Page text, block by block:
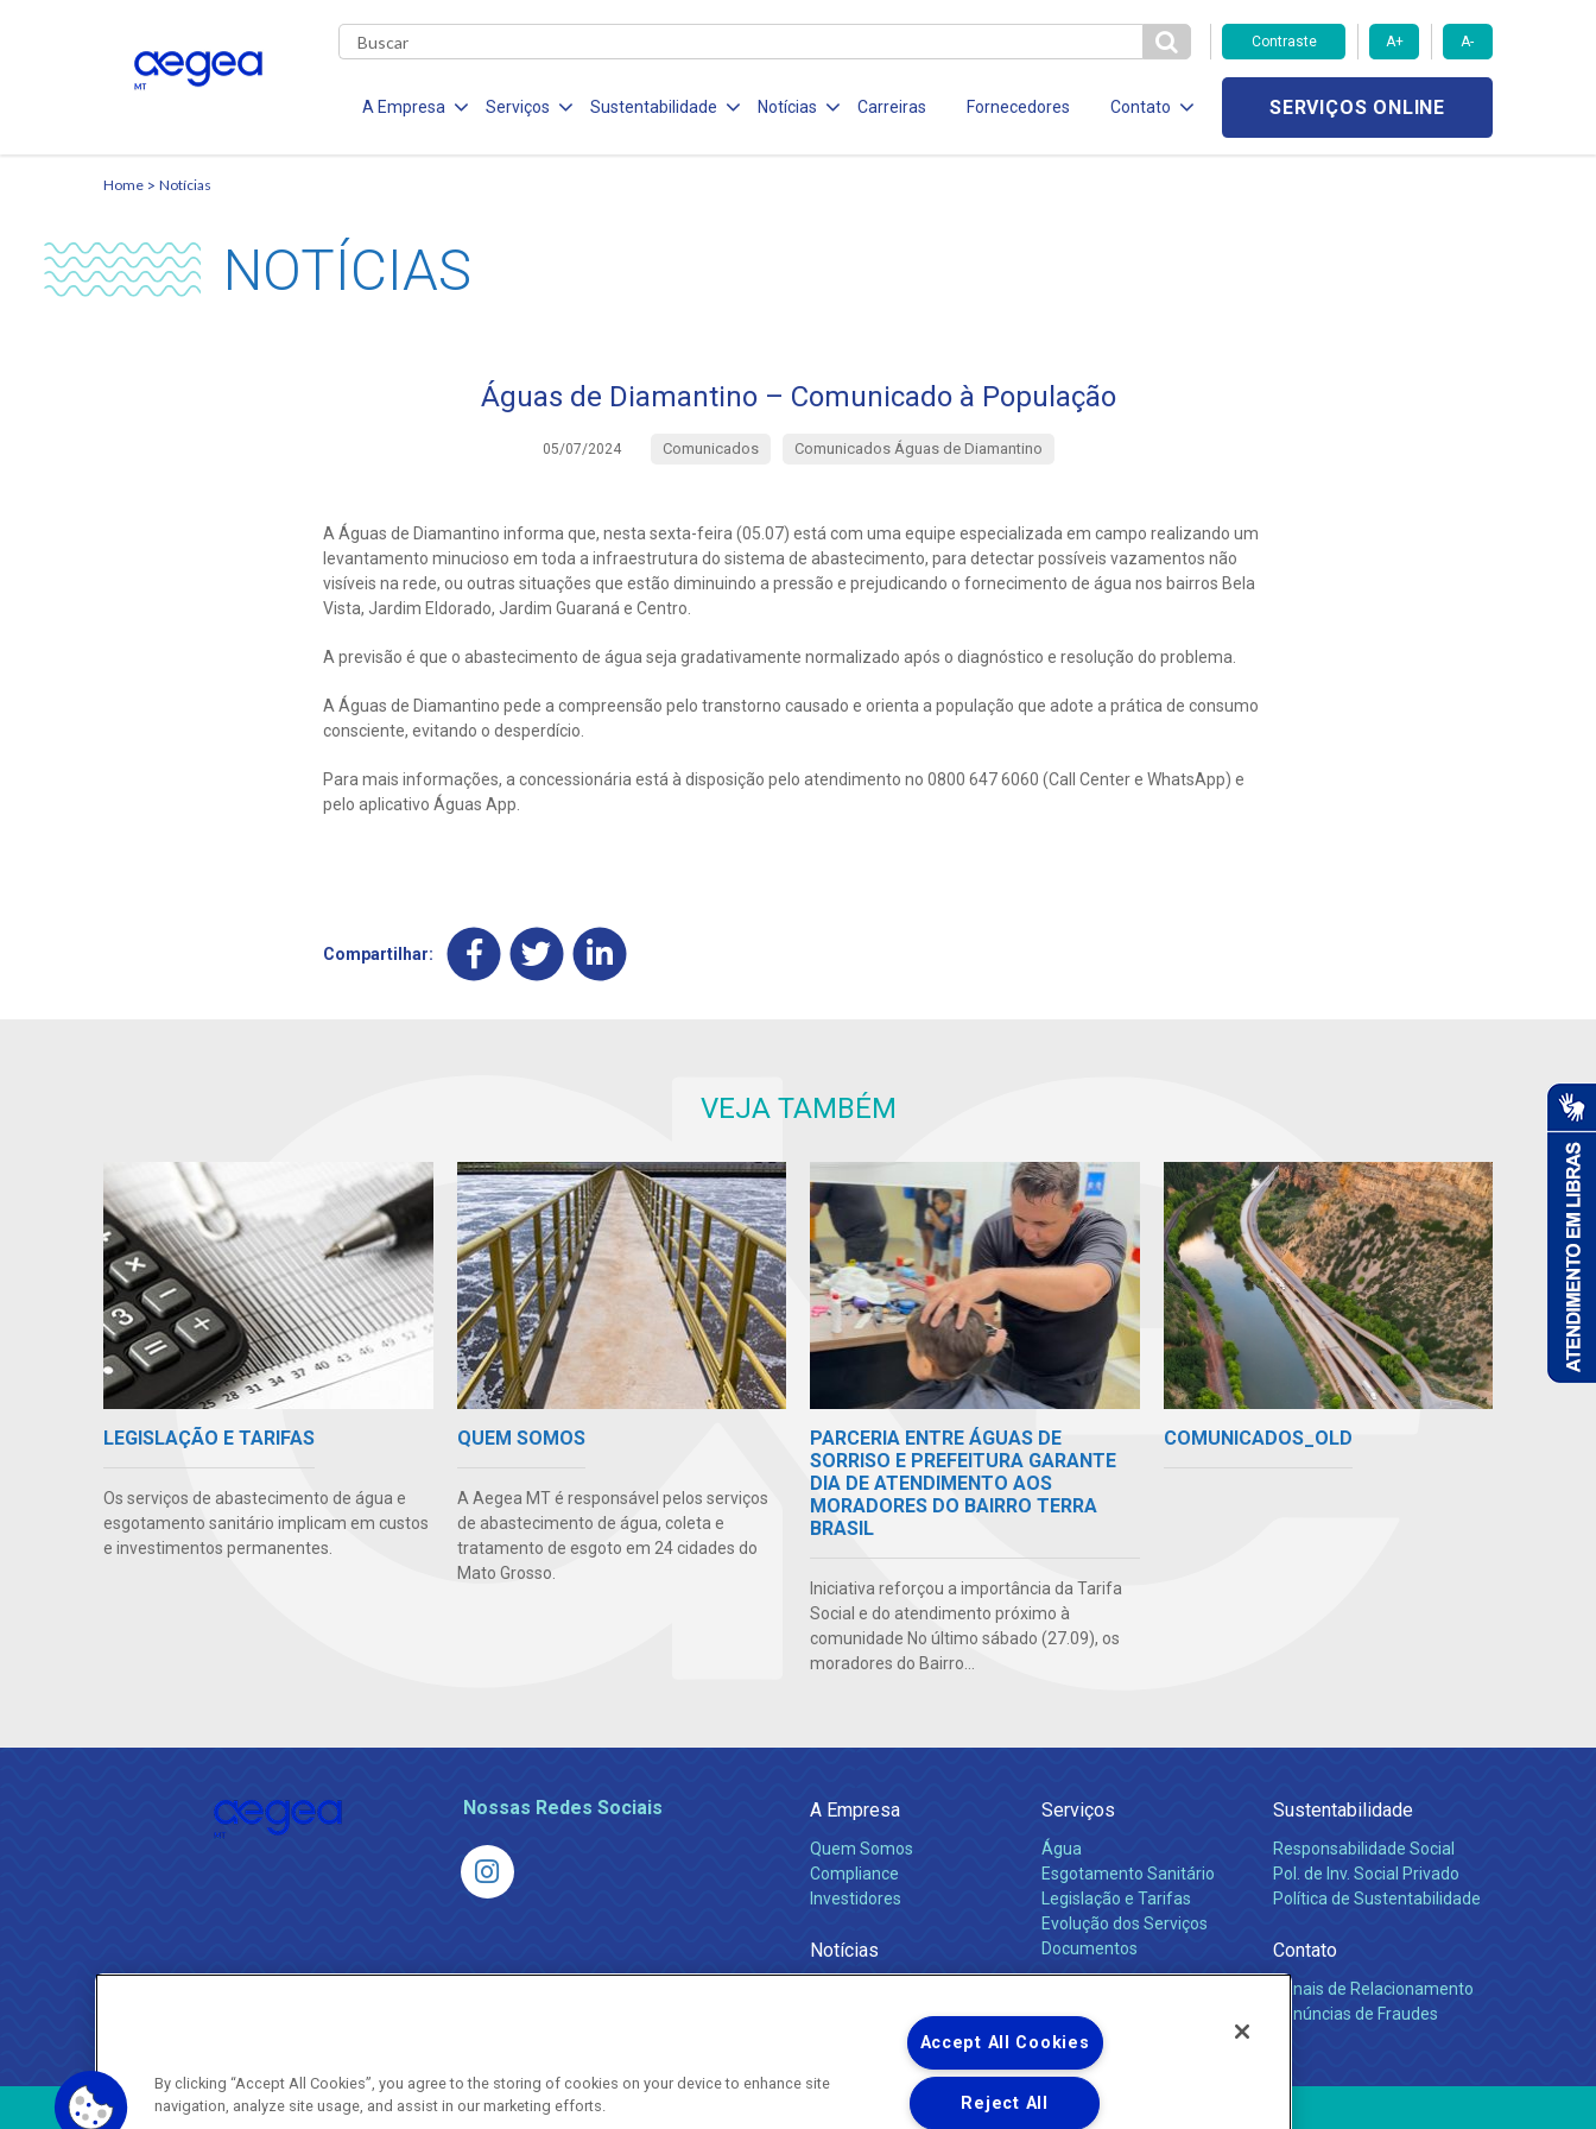
Contraste A+ A-
A Empresa Serviços Sustentabilidade Notícias Carreiras Fornecedores Contato SERVIÇOS ONLINE
Home Notícias
NOTÍCIAS
Águas de Diamantino – Comunicado à População
05/07/2024 Comunicados Comunicados Águas de Diamantino
A Águas de Diamantino informa que, nesta sexta-feira (05.07) está com uma equipe especializada em campo realizando um
levantamento minucioso em toda a infraestrutura do sistema de abastecimento, para detectar possíveis vazamentos não
visíveis na rede, ou outras situações que estão diminuindo a pressão e prejudicando o fornecimento de água nos bairros Bela
Vista, Jardim Eldorado, Jardim Guaraná e Centro.
A previsão é que o abastecimento de água seja gradativamente normalizado após o diagnóstico e resolução do problema.
A Águas de Diamantino pede a compreensão pelo transtorno causado e orienta a população que adote a prática de consumo
consciente, evitando o desperdício.
Para mais informações, a concessionária está à disposição pelo atendimento no 0800 647 6060 (Call Center e WhatsApp) e
pelo aplicativo Águas App.
Compartilhar:
VEJA TAMBÉM
LEGISLAÇÃO E TARIFAS
Os serviços de abastecimento de água e
esgotamento sanitário implicam em custos
e investimentos permanentes.
QUEM SOMOS
A Aegea MT é responsável pelos serviços
de abastecimento de água, coleta e
tratamento de esgoto em 24 cidades do
Mato Grosso.
PARCERIA ENTRE ÁGUAS DE
SORRISO E PREFEITURA GARANTE
DIA DE ATENDIMENTO AOS
MORADORES DO BAIRRO TERRA
BRASIL
Iniciativa reforçou a importância da Tarifa
Social e do atendimento próximo à
comunidade No último sábado (27.09), os
moradores do Bairro...
COMUNICADOS_OLD
Nossas Redes Sociais A Empresa
Quem Somos
Compliance
Investidores
Notícias
Serviços
Água
Esgotamento Sanitário
Legislação e Tarifas
Evolução dos Serviços
Documentos
Sustentabilidade
Responsabilidade Social
Pol. de Inv. Social Privado
Política de Sustentabilidade
Contato
Canais de Relacionamento
Denúncias de Fraudes
By clicking “Accept All Cookies”, you agree to the storing of cookies on your device to enhance site
navigation, analyze site usage, and assist in our marketing efforts.
Accept All Cookies
Reject All